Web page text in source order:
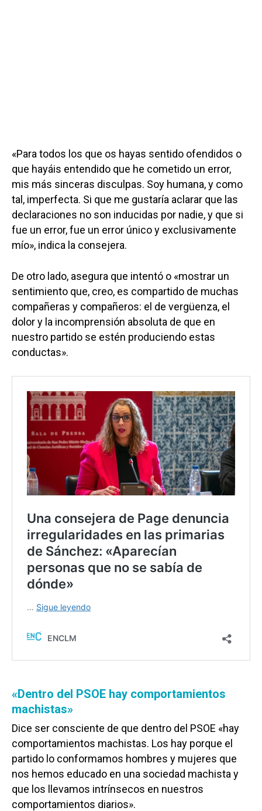
«Para todos los que os hayas sentido ofendidos o
que hayáis entendido que he cometido un error,
mis más sinceras disculpas. Soy humana, y como
tal, imperfecta. Si que me gustaría aclarar que las
declaraciones no son inducidas por nadie, y que si
fue un error, fue un error único y exclusivamente
mío», indica la consejera.
De otro lado, asegura que intentó o «mostrar un
sentimiento que, creo, es compartido de muchas
compañeras y compañeros: el de vergüenza, el
dolor y la incomprensión absoluta de que en
nuestro partido se estén produciendo estas
conductas».
«Dentro del PSOE hay comportamientos
machistas»
Dice ser consciente de que dentro del PSOE «hay
comportamientos machistas. Los hay porque el
partido lo conformamos hombres y mujeres que
nos hemos educado en una sociedad machista y
que los llevamos intrínsecos en nuestros
comportamientos diarios».